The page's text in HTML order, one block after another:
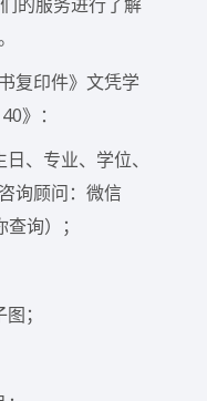
复印件》文凭学
》：
、专业、学位、
询顾问：微信
询）；
；